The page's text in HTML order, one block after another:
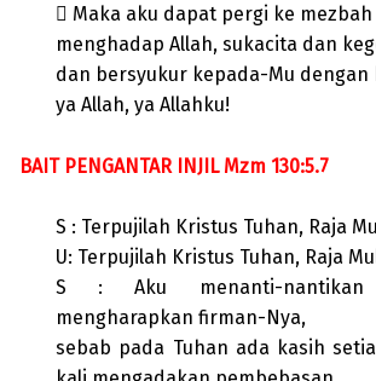
 Maka aku dapat pergi ke mezbah
menghadap Allah, sukacita dan
dan bersyukur kepada-Mu dengan
ya Allah, ya Allahku!
BAIT PENGANTAR INJIL Mzm 130:5.7
S : Terpujilah Kristus Tuhan, Raja
U: Terpujilah Kristus Tuhan, Raja
S : Aku menanti-
mengharapkan firman-Nya,
sebab pada Tuhan ada kasih